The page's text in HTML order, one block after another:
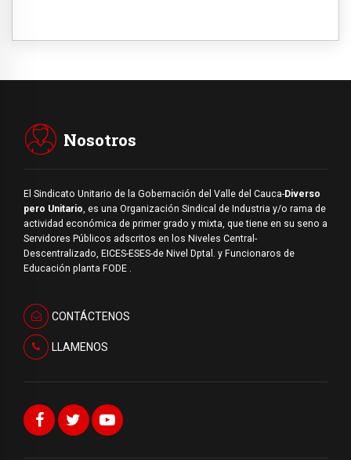
Nosotros
El Sindicato Unitario de la Gobernación del Valle del Cauca-Diverso
pero Unitario , es una Organización Sindical de Industria y/o rama de
actividad económica de primer grado y mixta, que tiene en su seno a
Servidores Públicos adscritos en los Niveles Central-
Descentralizado, EICES-ESES-de Nivel Dptal. y Funcionaros de
Educación planta FODE .
CONTÁCTENOS
LLAMENOS